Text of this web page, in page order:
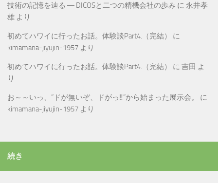
技術の記憶を辿る ― DICOSと二つの精機会社の歩み に 永井孝
雄 より
初めてハワイに行ったお話。体験談Part4.（完結）
に
kimamana-jiyujin-1957 より
初めてハワイに行ったお話。体験談Part4.（完結） に 吉田 よ
り
お～～いっ、”ドが無いぞ、ドがっ‼”から始まった展示会。
に
kimamana-jiyujin-1957 より
続き